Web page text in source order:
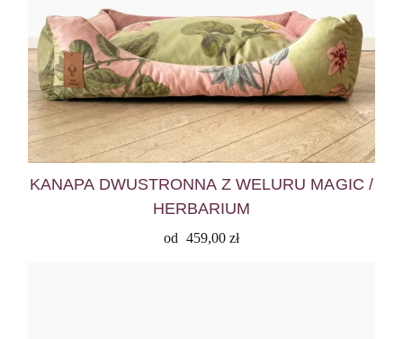
KANAPA DWUSTRONNA Z WELURU MAGIC /
HERBARIUM
od 459,00 zł